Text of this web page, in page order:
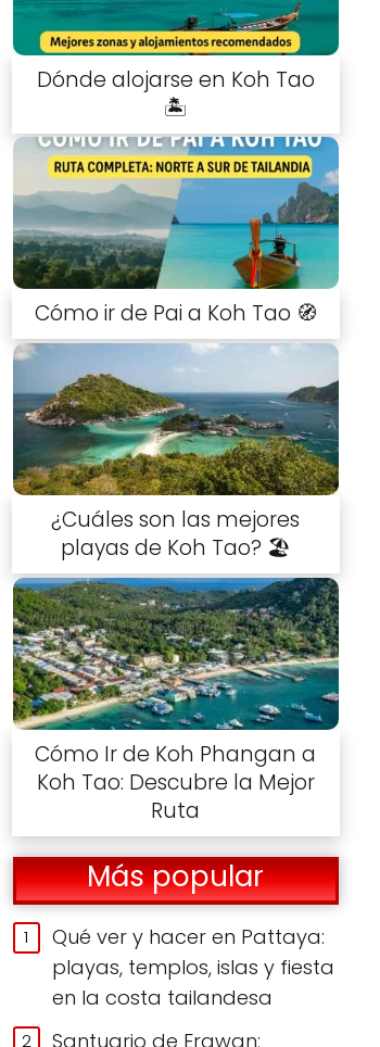
Dónde alojarse en Koh Tao
🏝️
Cómo ir de Pai a Koh Tao 🧭
¿Cuáles son las mejores
playas de Koh Tao? 🏖️
Cómo Ir de Koh Phangan a
Koh Tao: Descubre la Mejor
Ruta
Más popular
Qué ver y hacer en Pattaya:
playas, templos, islas y fiesta
en la costa tailandesa
Santuario de Erawan: